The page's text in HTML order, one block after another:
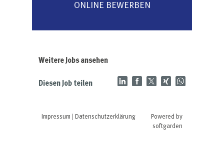
ONLINE BEWERBEN
Weitere Jobs ansehen
Diesen Job teilen
Impressum Datenschutzerklärung
Powered by
softgarden